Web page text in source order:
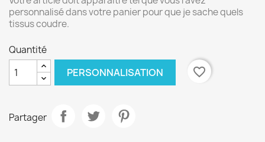
personnalisé dans votre panier pour que je sache quels
tissus coudre.
Quantité
PERSONNALISATION favorite_border
Partager